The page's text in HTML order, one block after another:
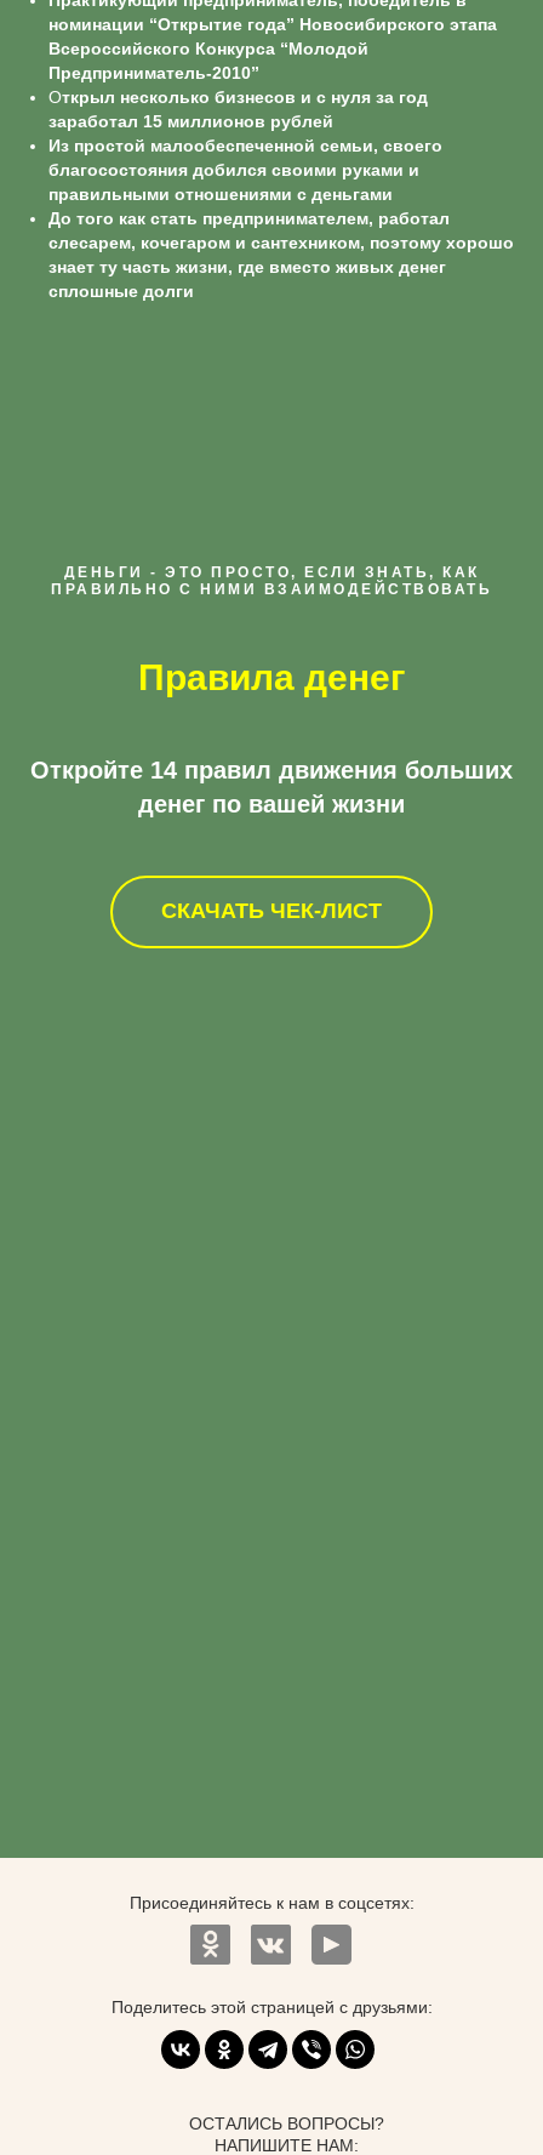
номинации “Открытие года” Новосибирского этапа
Всероссийского Конкурса “Молодой
Предприниматель-2010”
Открыл несколько бизнесов и с нуля за год
заработал 15 миллионов рублей
Из простой малообеспеченной семьи, своего
благосостояния добился своими руками и
правильными отношениями с деньгами
До того как стать предпринимателем, работал
слесарем, кочегаром и сантехником, поэтому хорошо
знает ту часть жизни, где вместо живых денег
сплошные долги
ДЕНЬГИ - ЭТО ПРОСТО, ЕСЛИ ЗНАТЬ, КАК
ПРАВИЛЬНО С НИМИ ВЗАИМОДЕЙСТВОВАТЬ
Правила денег
Откройте 14 правил движения больших
денег по вашей жизни
СКАЧАТЬ ЧЕК-ЛИСТ
Поделитесь этой страницей с друзьями:
ОСТАЛИСЬ ВОПРОСЫ?
НАПИШИТЕ НАМ:
Присоединяйтесь к нам в соцсетях: